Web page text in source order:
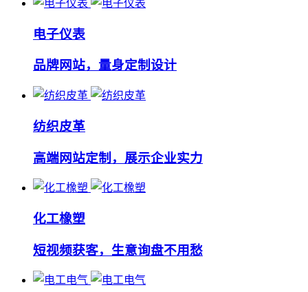
电子仪表
品牌网站，量身定制设计
纺织皮革
高端网站定制，展示企业实力
化工橡塑
短视频获客，生意询盘不用愁